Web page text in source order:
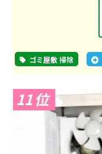
ゴミ屋敷 掃除
11